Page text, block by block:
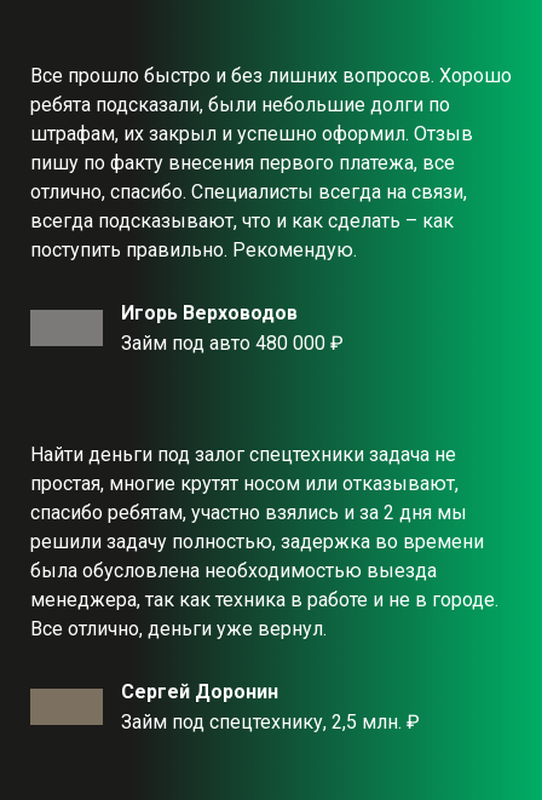
Все прошло быстро и без лишних вопросов. Хорошо
ребята подсказали, были небольшие долги по
штрафам, их закрыл и успешно оформил. Отзыв
пишу по факту внесения первого платежа, все
отлично, спасибо. Специалисты всегда на связи,
всегда подсказывают, что и как сделать – как
поступить правильно. Рекомендую.
Игорь Верховодов
Займ под авто 480 000 ₽
Найти деньги под залог спецтехники задача не
простая, многие крутят носом или отказывают,
спасибо ребятам, участно взялись и за 2 дня мы
решили задачу полностью, задержка во времени
была обусловлена необходимостью выезда
менеджера, так как техника в работе и не в городе.
Все отлично, деньги уже вернул.
Сергей Доронин
Займ под спецтехнику, 2,5 млн. ₽